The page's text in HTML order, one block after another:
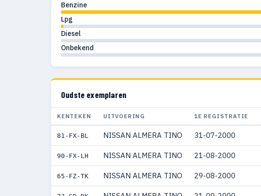
Benzine
Lpg
Diesel
Onbekend
Oudste exemplaren
KENTEKEN UITVOERING 1E REGISTRATIE
81-FX-BL NISSAN ALMERA TINO 31-07-2000
90-FX-LH NISSAN ALMERA TINO 21-08-2000
65-FZ-TK NISSAN ALMERA TINO 29-08-2000